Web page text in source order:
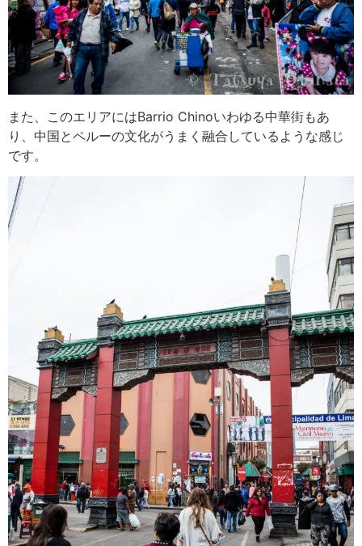
また、このエリアにはBarrio Chinoいわゆる中華街もあ
り、中国とペルーの文化がうまく融合しているような感じ
です。